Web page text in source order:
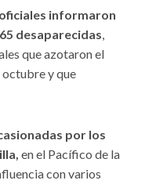
informaron
desaparecidas,
que azotaron el
y que
por los
en el Pacífico de la
con varios